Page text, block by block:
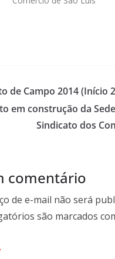
de Campo 2014 (Início
em construção da
Sindicato dos
comentário
de e-mail não será
são marcados